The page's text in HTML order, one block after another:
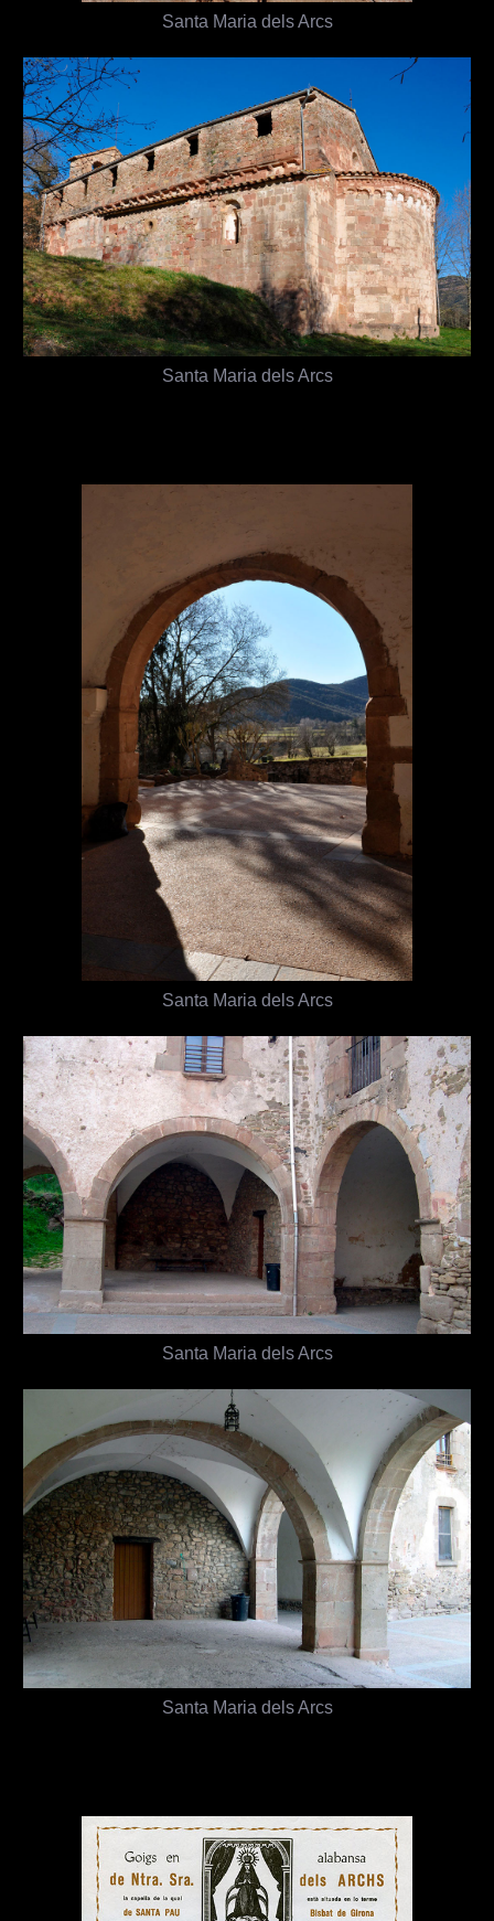
Santa Maria dels Arcs
Santa Maria dels Arcs
Santa Maria dels Arcs
Santa Maria dels Arcs
Santa Maria dels Arcs